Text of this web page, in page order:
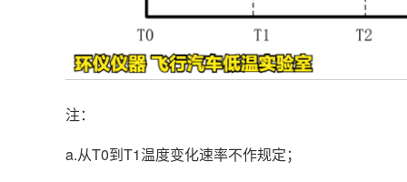
注：
a.从T0到T1温度变化速率不作规定；